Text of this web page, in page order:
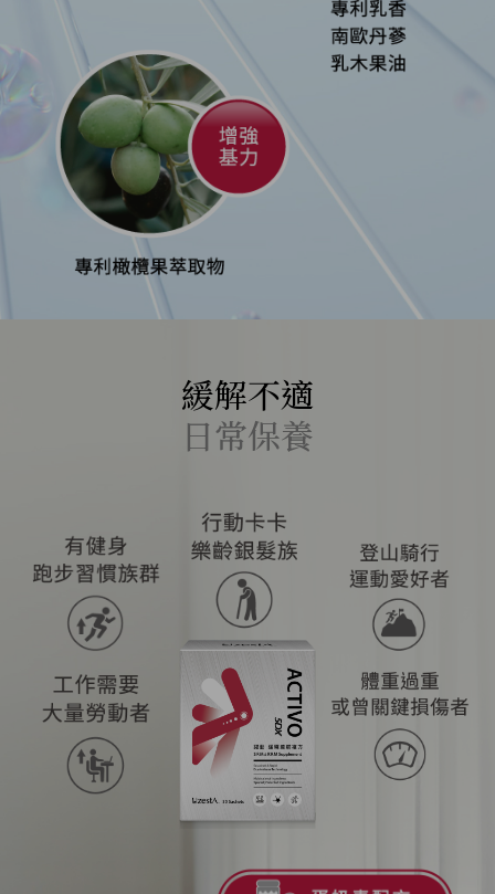
緩解不適
日常保養